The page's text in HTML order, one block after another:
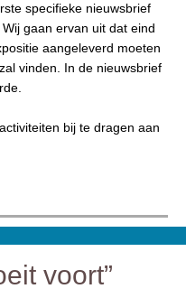
specifieke nieuwsbrief
gaan ervan uit dat eind
aangeleverd moeten
vinden. In de nieuwsbrief
bij te dragen aan
voort”